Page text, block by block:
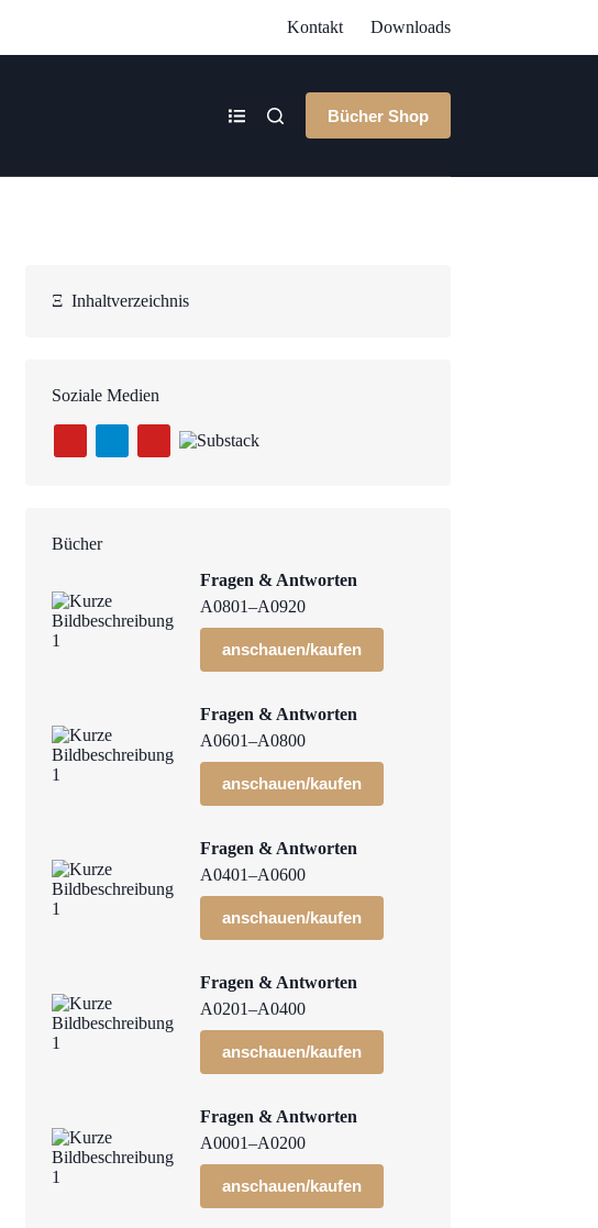
Kontakt Downloads
Bücher Shop
ΞInhaltverzeichnis
Soziale Medien
Bücher
Fragen & Antworten
A0801–A0920
anschauen/kaufen
Fragen & Antworten
A0601–A0800
anschauen/kaufen
Fragen & Antworten
A0401–A0600
anschauen/kaufen
Fragen & Antworten
A0201–A0400
anschauen/kaufen
Fragen & Antworten
A0001–A0200
anschauen/kaufen